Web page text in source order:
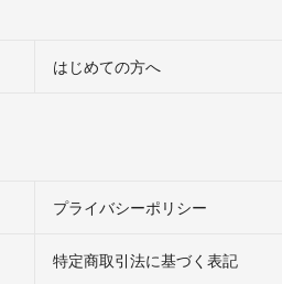
はじめての方へ
プライバシーポリシー
特定商取引法に基づく表記